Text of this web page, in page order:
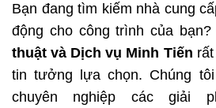
Bạn đang tìm kiếm nhà cung
động cho công trình của bạn?
thuật và Dịch vụ Minh Tiến
tin tưởng lựa chọn. Chúng
chuyên nghiệp các giải